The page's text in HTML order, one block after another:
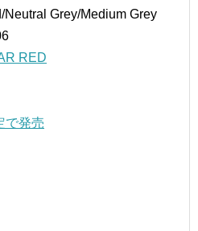
Grey/Medium Grey
RED
で発売